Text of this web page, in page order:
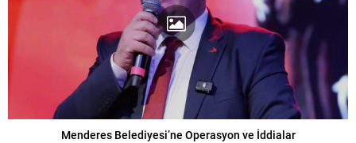
Menderes Belediyesi’ne Operasyon ve İddialar